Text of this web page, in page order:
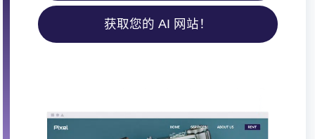
获取您的 AI 网站！